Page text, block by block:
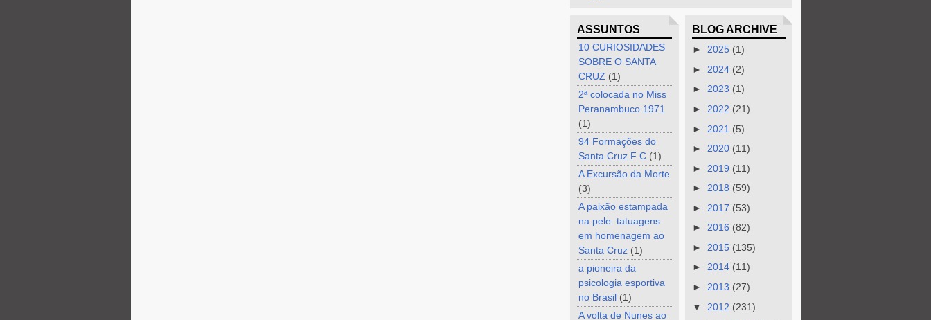
ASSUNTOS
10 CURIOSIDADES
SOBRE O SANTA
CRUZ (1)
2ª colocada no Miss
Peranambuco 1971
(1)
94 Formações do
Santa Cruz F C (1)
A Excursão da Morte
(3)
A paixão estampada
na pele: tatuagens
em homenagem ao
Santa Cruz (1)
a pioneira da
psicologia esportiva
no Brasil (1)
A volta de Nunes ao
BLOG ARCHIVE
►2025 (1)
► 2024 (2)
►2023 (1)
► 2022 (21)
► 2021 (5)
► 2020 (11)
► 2019 (11)
►2018 (59)
► 2017 (53)
►2016 (82)
► 2015 (135)
►2014 (11)
► 2013 (27)
▼ 2012 (231)